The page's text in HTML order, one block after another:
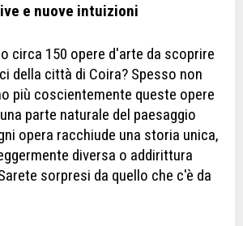
e nuove intuizioni
circa 150 opere d'arte da scoprire
della città di Coira? Spesso non
più coscientemente queste opere
parte naturale del paesaggio
opera racchiude una storia unica,
diversa o addirittura
sorpresi da quello che c'è da